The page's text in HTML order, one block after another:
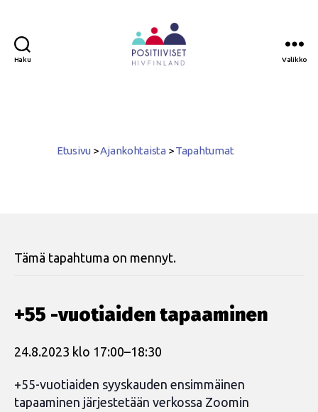
Haku Valikko
Etusivu >Ajankohtaista >Tapahtumat
Tämä tapahtuma on mennyt.
+55 -vuotiaiden tapaaminen
24.8.2023 klo 17:00–18:30
+55-vuotiaiden syyskauden ensimmäinen
tapaaminen järjestetään verkossa Zoomin